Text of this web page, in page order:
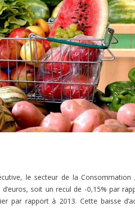
le secteur de la
soit un recul de -0,15% par
par rapport à 2013. Cette baisse